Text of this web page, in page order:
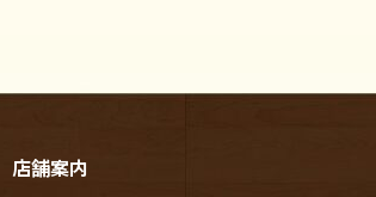
店舗案内